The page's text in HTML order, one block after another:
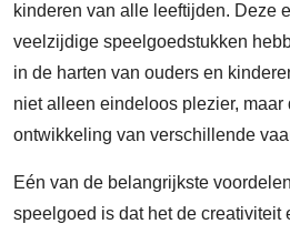
kinderen van alle leeftijden. Deze
veelzijdige speelgoedstukken
in de harten van ouders en
niet alleen eindeloos plezier,
ontwikkeling van verschillende
Eén van de belangrijkste
speelgoed is dat het de creativiteit